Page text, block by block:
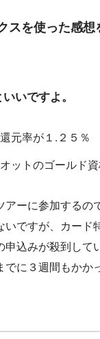
スを使った感想
いですよ。
元率が１.２５％
ットのゴールド
アーに参加するの
いですが、カード
申込みが殺到して
でに３週間もかか